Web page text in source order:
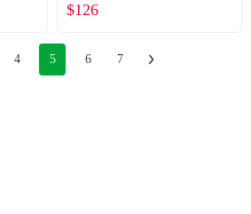
式隨機出貨
$126
4 5 6 7